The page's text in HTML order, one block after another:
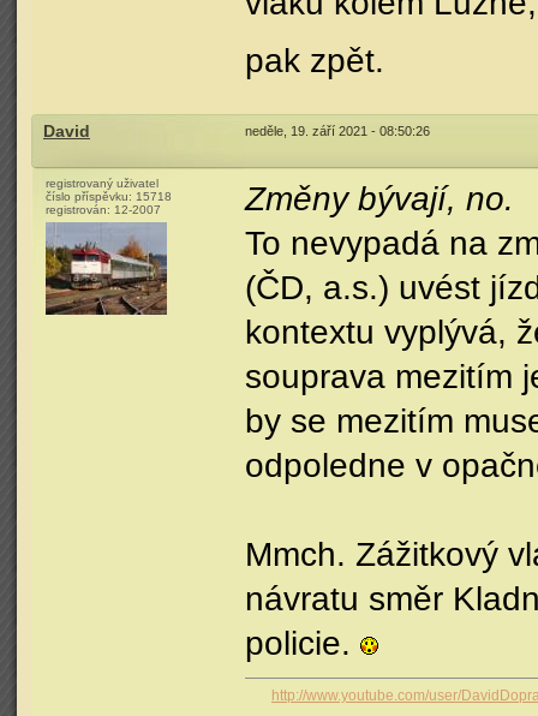
pak zpět.
David neděle, 19. září 2021 - 08:50:26
registrovaný uživatel
číslo příspěvku: 15718
registrován: 12-2007
Změny bývají, no.
To nevypadá na
(ČD, a.s.) uvést
kontextu vyplývá,
souprava mezitím
by se mezitím
odpoledne v
Mmch. Zážitkový
návratu směr
policie.
http://www.youtube.com/user/